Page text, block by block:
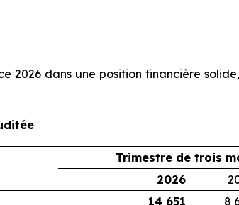
2026 dans une position financière
Trimestre de trois
2026
14 651 8